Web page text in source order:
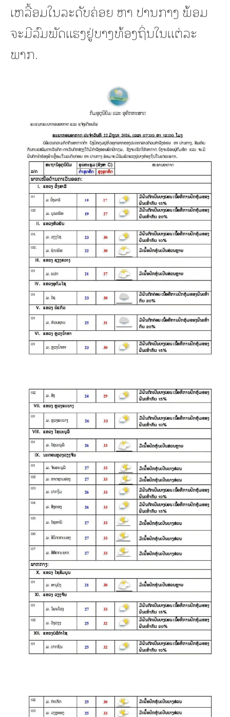
ເຫລື້ອມໃນລະດັບຄ່ອຍ ຫາ ປານກາງ ພ້ອມ
ຈະມີລົມພັດແຮງຢູ່ບາງທ້ອງຖິ່ນໃນແຕ່ລະ
ພາກ.